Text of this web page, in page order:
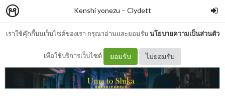
เราใช้คุ๊กกี้บนเว็บไซต์ของเรา กรุณาอ่านและยอมรับนโยบายความเป็นส่วนตัว
เพื่อใช้บริการเว็บไซต์ ยอมรับ ไม่ยอมรับ
Kenshi yonezu – Clydett